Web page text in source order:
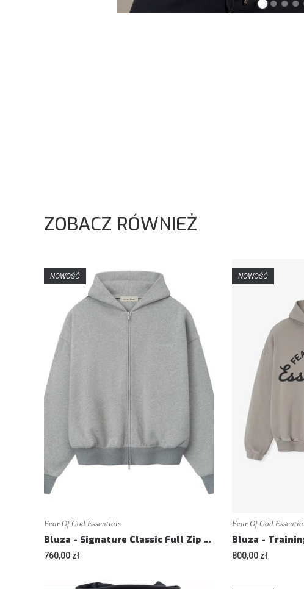
ZOBACZ RÓWNIEŻ
NOWOŚĆ
Fear Of God Essentials
Bluza - Signature Classic Full Zip Hoodie - Loose fit
760,00 zł
NOWOŚĆ
Fear Of God
800,00 zł